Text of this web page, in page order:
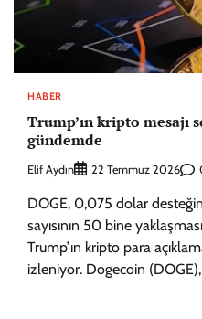
HABER
Trump’ın kripto mesajı
gündemde
Elif Aydın 22 Temmuz 2026
DOGE, 0,075 dolar
sayısının 50 bine
Trump’ın kripto para
izleniyor. Dogecoin